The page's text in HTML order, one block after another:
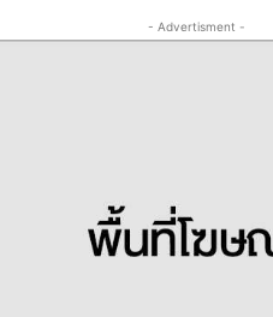
- Advertisment -